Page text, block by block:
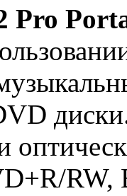
Pro